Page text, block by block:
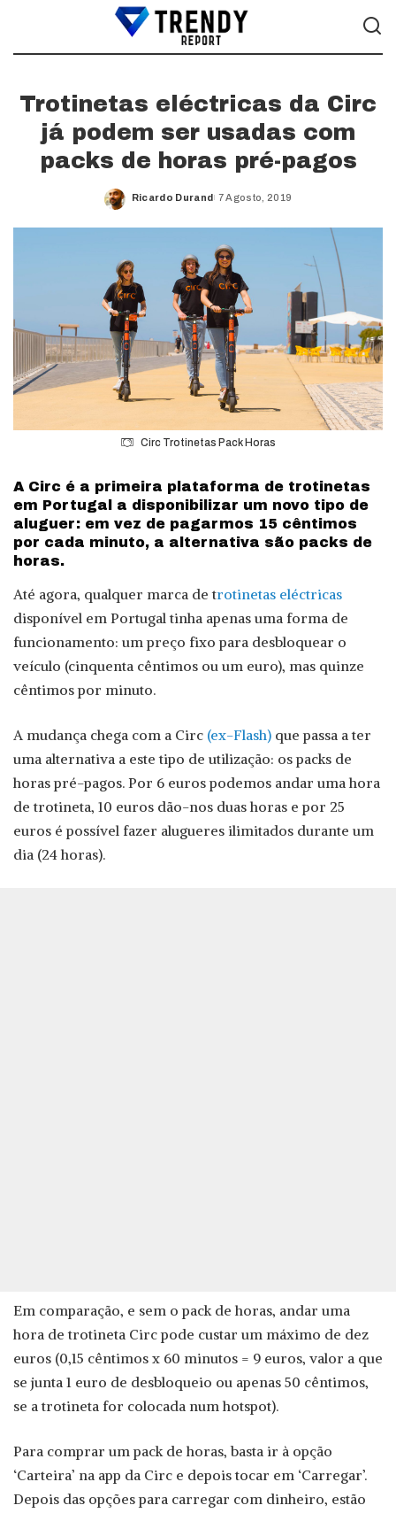
Trotinetas eléctricas da Circ
já podem ser usadas com
packs de horas pré-pagos
Posted
Ricardo Durand 7 Agosto, 2019
Circ Trotinetas Pack Horas
A Circ é a primeira plataforma de trotinetas
em Portugal a disponibilizar um novo tipo de
aluguer: em vez de pagarmos 15 cêntimos
por cada minuto, a alternativa são packs de
horas.
Até agora, qualquer marca de trotinetas eléctricas
disponível em Portugal tinha apenas uma forma de
funcionamento: um preço fixo para desbloquear o
veículo (cinquenta cêntimos ou um euro), mas quinze
cêntimos por minuto.
A mudança chega com a Circ (ex-Flash) que passa a ter
uma alternativa a este tipo de utilização: os packs de
horas pré-pagos. Por 6 euros podemos andar uma hora
de trotineta, 10 euros dão-nos duas horas e por 25
euros é possível fazer alugueres ilimitados durante um
dia (24 horas).
Em comparação, e sem o pack de horas, andar uma
hora de trotineta Circ pode custar um máximo de dez
euros (0,15 cêntimos x 60 minutos = 9 euros, valor a que
se junta 1 euro de desbloqueio ou apenas 50 cêntimos,
se a trotineta for colocada num hotspot).
Para comprar um pack de horas, basta ir à opção
‘Carteira’ na app da Circ e depois tocar em ‘Carregar’.
Depois das opções para carregar com dinheiro, estão